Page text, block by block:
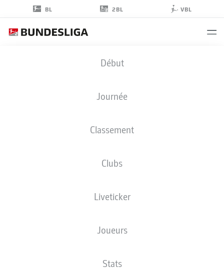
BL 2BL VBL
Début
Journée
Classement
Clubs
Liveticker
Joueurs
Stats
NATIONALITÉ
05.10.1982